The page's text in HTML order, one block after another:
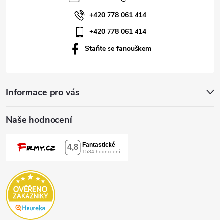
Informace pro vás
Naše hodnocení
+420 778 061 414
+420 778 061 414
Staňte se fanouškem